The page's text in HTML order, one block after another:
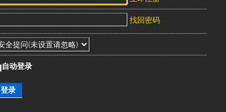
找回密码
自动登录
登录